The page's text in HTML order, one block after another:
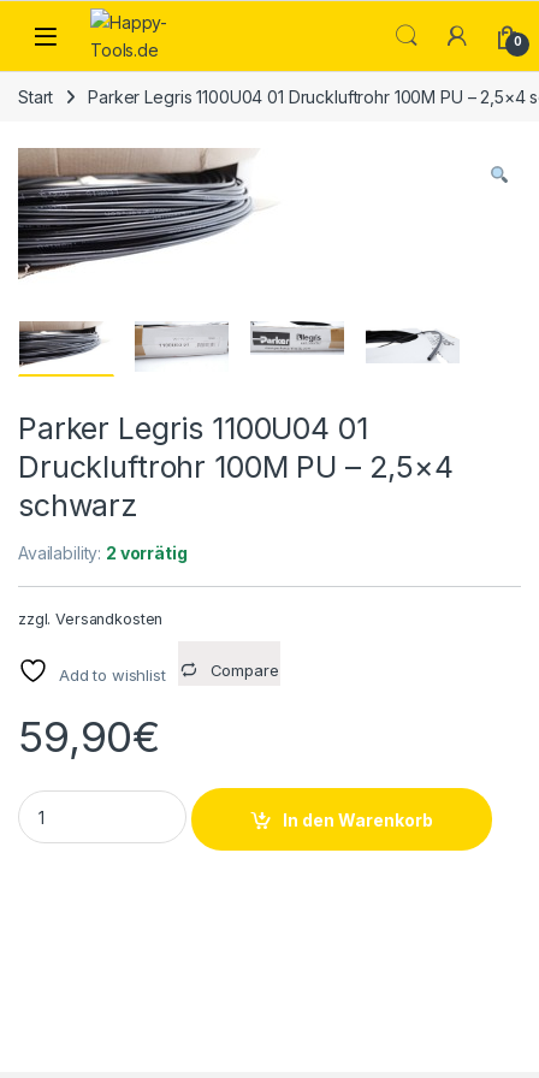
Skip to navigation
Skip to content
Open 0
Start Parker Legris 1100U04 01 Druckluftrohr 100M PU – 2,5×4
Parker Legris 1100U04 01
Druckluftrohr 100M PU – 2,5×4
schwarz
Availability: 2 vorrätig
zzgl.Versandkosten
Add to wishlist Compare
59,90€
Parker Legris 1100U04 01 Druckluftrohr 100M PU - 2,5x4
In den Warenkorb